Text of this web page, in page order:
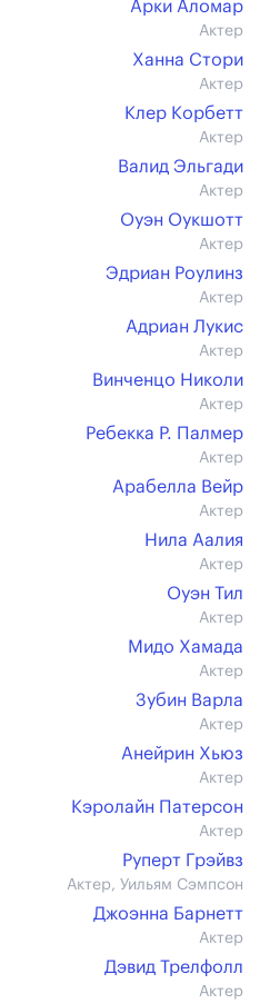
Арки Аломар
Актер
Ханна Стори
Актер
Клер Корбетт
Актер
Валид Эльгади
Актер
Оуэн Оукшотт
Актер
Эдриан Роулинз
Актер
Адриан Лукис
Актер
Винченцо Николи
Актер
Ребекка Р. Палмер
Актер
Арабелла Вейр
Актер
Нила Аалия
Актер
Оуэн Тил
Актер
Мидо Хамада
Актер
Зубин Варла
Актер
Анейрин Хьюз
Актер
Кэролайн Патерсон
Актер
Руперт Грэйвз
Актер, Уильям Сэмпсон
Джоэнна Барнетт
Актер
Дэвид Трелфолл
Актер